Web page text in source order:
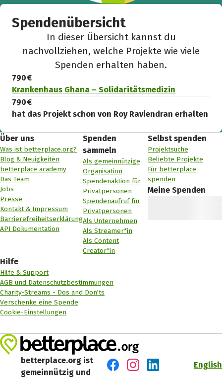
Spendenübersicht
In dieser Übersicht kannst du
nachvollziehen, welche Projekte wie viele
Spenden erhalten haben.
790 €
Krankenhaus Ghana – Solidaritätsmedizin
790 €
hat das Projekt schon von Roy Raviendran erhalten
Über uns
Was ist betterplace.org?
Blog & Neuigkeiten
betterplace academy
Das Team
Jobs
Presse
Kontakt & Impressum
Barrierefreiheitserklärung
API Dokumentation
Spenden
sammeln
Als gemeinnützige
Organisation
Spendenaktion für
Privatpersonen
Spendenaufruf für
Privatpersonen
Als Unternehmen
Als Streamer*in
Als Content
Creator*in
Selbst spenden
Projektsuche
Beliebte Projekte
Für betterplace
spenden
Meine Spenden
Hilfe
Hilfe & Support
AGB und Datenschutzbestimmungen
Charity-Streams - Dos and Don'ts
Verschenke eine Spende
Cookie-Einstellungen
betterplace.org ist
gemeinnützig und
English